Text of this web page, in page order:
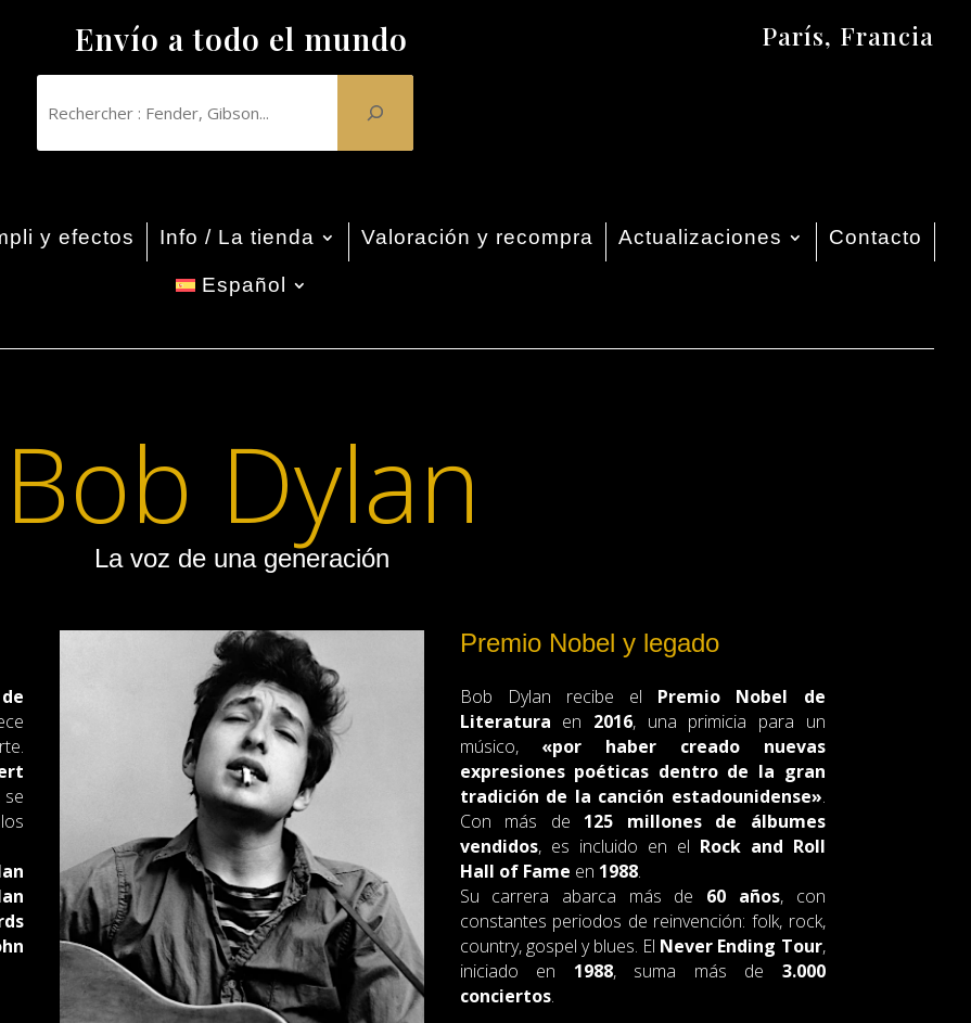
Envío a todo el mundo París, Francia
y efectos Info / La tienda Valoración y recompra Actualizaciones Contacto
Español
Bob Dylan
La voz de una generación
se
Premio Nobel y legado
Bob Dylan recibe el Premio Nobel de
Literatura en 2016, una primicia para un
músico, «por haber creado nuevas
expresiones poéticas dentro de la gran
tradición de la canción estadounidense».
Con más de 125 millones de álbumes
vendidos, es incluido en el Rock and Roll
Hall of Fame en 1988.
Su carrera abarca más de 60 años, con
constantes periodos de reinvención: folk, rock,
country, gospel y blues. El Never Ending Tour,
iniciado en 1988, suma más de 3.000
conciertos.